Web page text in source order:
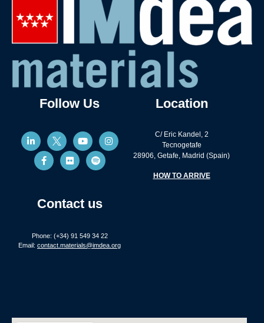
Follow Us
Contact us
Phone: (+34) 91 549 34 22
Email: contact.materials@imdea.org
Location
C/ Eric Kandel, 2
Tecnogetafe
28906, Getafe, Madrid (Spain)
HOW TO ARRIVE